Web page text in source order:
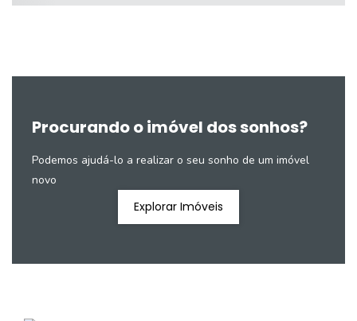
Procurando o imóvel dos sonhos?
Podemos ajudá-lo a realizar o seu sonho de um imóvel
novo
Explorar Imóveis